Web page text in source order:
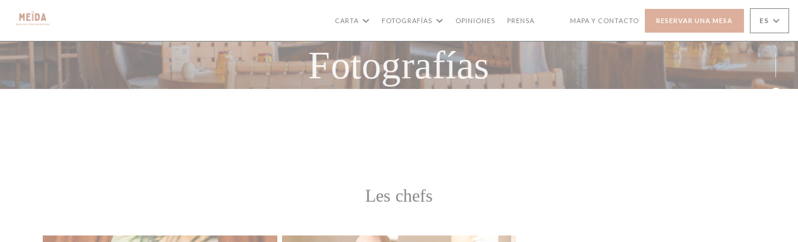
Personalización de sus opciones de cookies
CARTA FOTOGRAFÍAS OPINIONES PRENSA MAPA Y CONTACTO RESERVAR UNA MESA ES
Fotografías
Les chefs